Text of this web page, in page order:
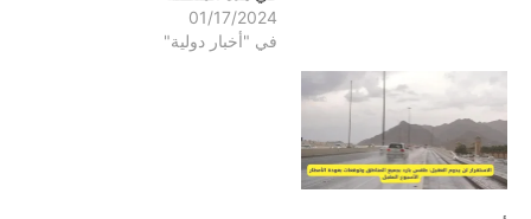
01/17/2024
في "أخبار دولية"